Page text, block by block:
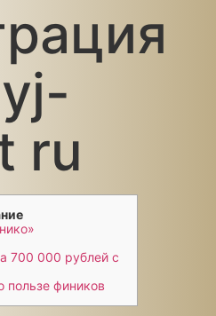
ru
700 000 рублей с
пользе фиников